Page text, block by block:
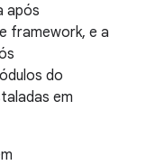
após
framework, e a
do
em